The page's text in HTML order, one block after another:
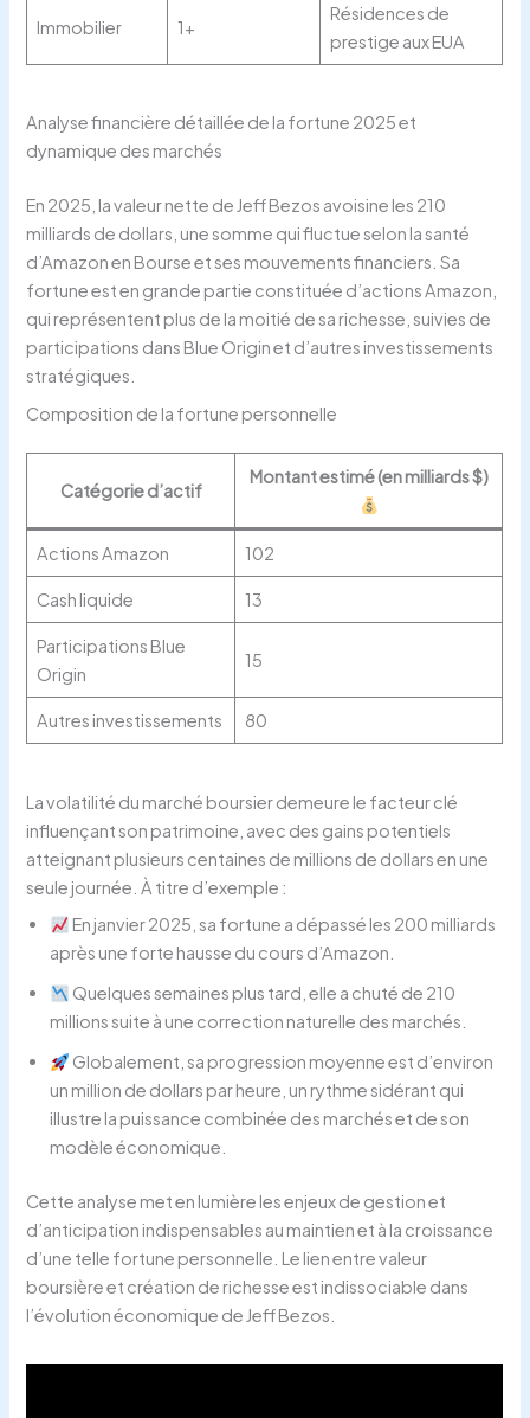
Immobilier 1+
Résidences de
prestige aux EUA
Analyse financière détaillée de la fortune 2025 et
dynamique des marchés
En 2025, la valeur nette de Jeff Bezos avoisine les 210
milliards de dollars, une somme qui fluctue selon la santé
d’Amazon en Bourse et ses mouvements financiers. Sa
fortune est en grande partie constituée d’actions Amazon,
qui représentent plus de la moitié de sa richesse, suivies de
participations dans Blue Origin et d’autres investissements
stratégiques.
Composition de la fortune personnelle
Catégorie d’actif
Montant estimé (en milliards $)
Actions Amazon 102
Cash liquide 13
Participations Blue
Origin
15
Autres investissements 80
La volatilité du marché boursier demeure le facteur clé
influençant son patrimoine, avec des gains potentiels
atteignant plusieurs centaines de millions de dollars en une
seule journée. À titre d’exemple :
En janvier 2025, sa fortune a dépassé les 200 milliards
après une forte hausse du cours d’Amazon.
Quelques semaines plus tard, elle a chuté de 210
millions suite à une correction naturelle des marchés.
Globalement, sa progression moyenne est d’environ
un million de dollars par heure, un rythme sidérant qui
illustre la puissance combinée des marchés et de son
modèle économique.
Cette analyse met en lumière les enjeux de gestion et
d’anticipation indispensables au maintien et à la croissance
d’une telle fortune personnelle. Le lien entre valeur
boursière et création de richesse est indissociable dans
l’évolution économique de Jeff Bezos.